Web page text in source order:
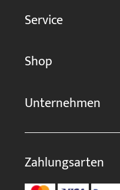
Service
Shop
Unternehmen
Zahlungsarten